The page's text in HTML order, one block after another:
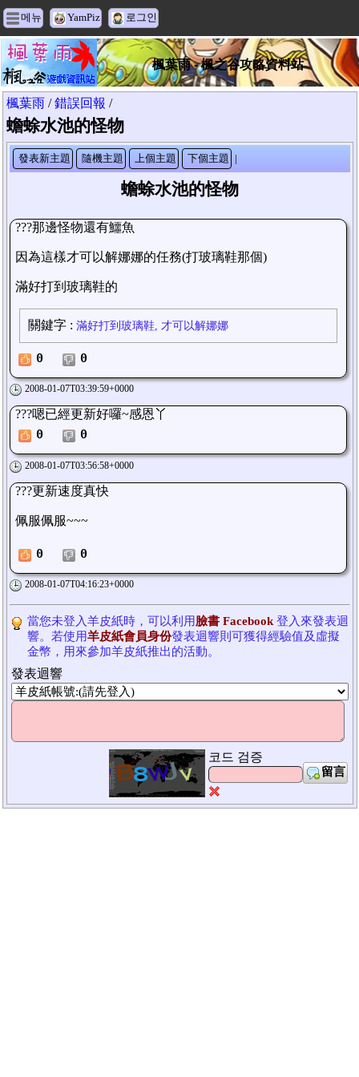
메뉴 YamPiz 로그인
楓葉雨 - 楓之谷攻略資料站
楓葉雨 /錯誤回報 /
蟾蜍水池的怪物
發表新主題 隨機主題 上個主題 下個主題 |
蟾蜍水池的怪物
???那邊怪物還有鱷魚
因為這樣才可以解娜娜的任務(打玻璃鞋那個)
滿好打到玻璃鞋的
關鍵字 : 滿好打到玻璃鞋, 才可以解娜娜
0 0
2008-01-07T03:39:59+0000
???嗯已經更新好囉~感恩丫
0
0
2008-01-07T03:56:58+0000
???更新速度真快
佩服佩服~~~
0 0
2008-01-07T04:16:23+0000
當您未登入羊皮紙時，可以利用臉書 Facebook登入來發表迴
響。若使用羊皮紙會員身份發表迴響則可獲得經驗值及虛擬
金幣，用來參加羊皮紙推出的活動。
發表迴響
코드 검증
留言